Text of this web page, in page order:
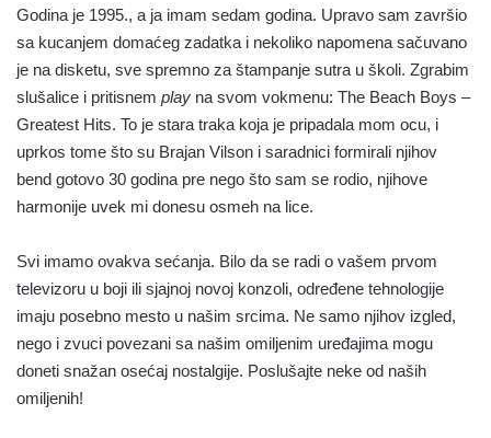
Godina je 1995., a ja imam sedam godina. Upravo sam završio
sa kucanjem domaćeg zadatka i nekoliko napomena sačuvano
je na disketu, sve spremno za štampanje sutra u školi. Zgrabim
slušalice i pritisnem play na svom vokmenu: ​​The Beach Boys –
Greatest Hits. To je stara traka koja je pripadala mom ocu, i
uprkos tome što su Brajan Vilson i saradnici formirali njihov
bend gotovo 30 godina pre nego što sam se rodio, njihove
harmonije uvek mi donesu osmeh na lice.
Svi imamo ovakva sećanja. Bilo da se radi o vašem prvom
televizoru u boji ili sjajnoj novoj konzoli, određene tehnologije
imaju posebno mesto u našim srcima. Ne samo njihov izgled,
nego i zvuci povezani sa našim omiljenim uređajima mogu
doneti snažan osećaj nostalgije. Poslušajte neke od naših
omiljenih!